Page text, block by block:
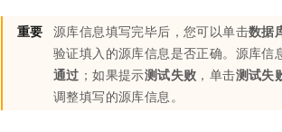
重要 源库信息填写完毕后，您可以单击数据
验证填入的源库信息是否正确。源库信
通过 ；如果提示测试失败 ，单击测试失
调整填写的源库信息。